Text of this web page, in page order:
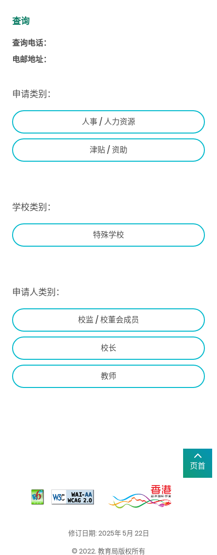
查询
查询电话：
电邮地址：
申请类别：
人事 / 人力资源
津贴 / 资助
学校类别：
特殊学校
申请人类别：
校监 / 校董会成员
校长
教师
页首
修订日期: 2025年 5月 22日
© 2022. 教育局版权所有